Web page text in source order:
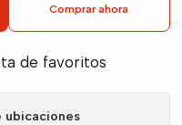
Comprar ahora
de favoritos